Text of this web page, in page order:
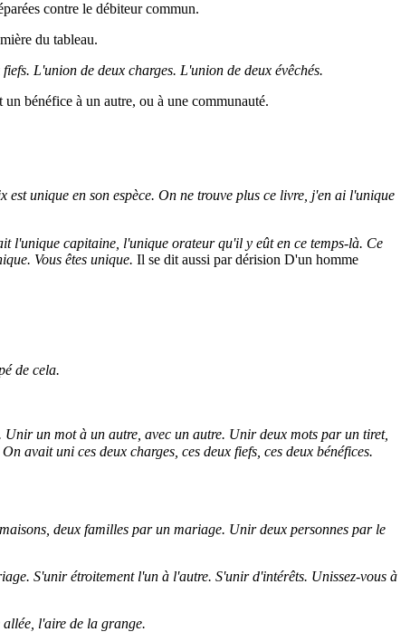
contre le débiteur commun.
du tableau.
L'union de deux charges. L'union de deux évêchés.
bénéfice à un autre, ou à une communauté.
unique en son espèce. On ne trouve plus ce livre, j'en ai l'unique
l'unique capitaine, l'unique orateur qu'il y eût en ce temps-là. Ce
Vous êtes unique. Il se dit aussi par dérision D'un homme
de cela.
un mot à un autre, avec un autre. Unir deux mots par un tiret,
avait uni ces deux charges, ces deux fiefs, ces deux bénéfices.
deux familles par un mariage. Unir deux personnes par le
S'unir étroitement l'un à l'autre. S'unir d'intérêts. Unissez-vous à
l'aire de la grange.